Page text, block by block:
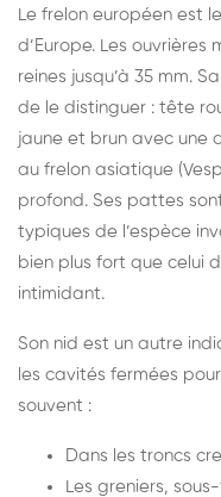
Le frelon européen est
d’Europe. Les ouvrières
reines jusqu’à 35 mm.
de le distinguer : tête
jaune et brun avec une
au frelon asiatique
profond. Ses pattes
typiques de l’espèce
bien plus fort que celui
intimidant.
Son nid est un autre
les cavités fermées
souvent :
Dans les troncs
Les greniers,